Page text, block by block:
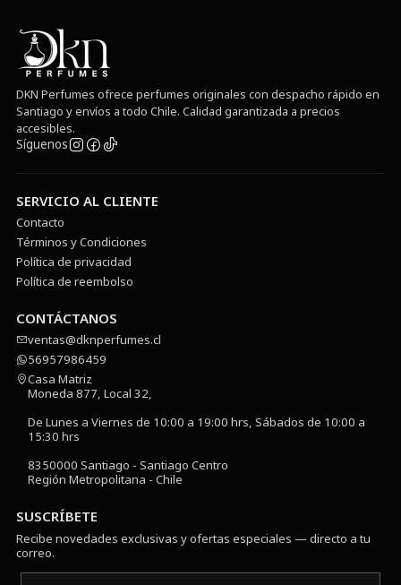
DKN Perfumes ofrece perfumes originales con despacho rápido en
Santiago y envíos a todo Chile. Calidad garantizada a precios
accesibles.
Síguenos
SERVICIO AL CLIENTE
Contacto
Términos y Condiciones
Política de privacidad
Política de reembolso
CONTÁCTANOS
ventas@dknperfumes.cl
56957986459
Casa Matriz
Moneda 877, Local 32,
De Lunes a Viernes de 10:00 a 19:00 hrs, Sábados de 10:00 a
15:30 hrs
8350000 Santiago - Santiago Centro
Región Metropolitana - Chile
SUSCRÍBETE
Recibe novedades exclusivas y ofertas especiales — directo a tu
correo.